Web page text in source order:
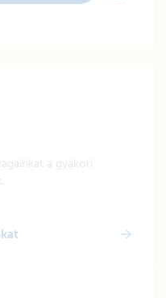
a gyakori